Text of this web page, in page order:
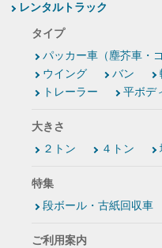
レンタルトラック
タイプ
パッカー車（塵芥車・
ウイング
バン
トレーラー
平ボデ
大きさ
２トン
４トン
特集
段ボール・古紙回収車
ご利用案内